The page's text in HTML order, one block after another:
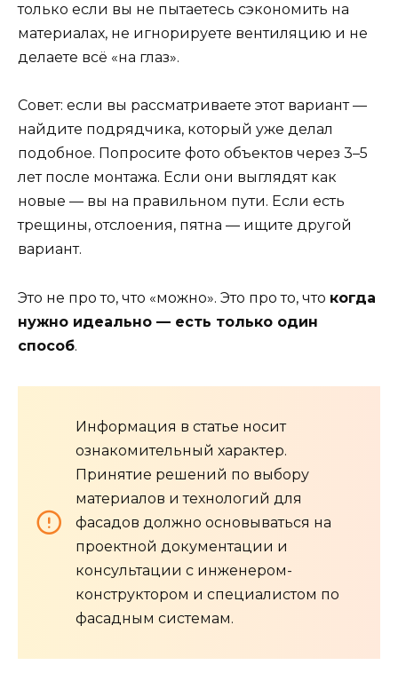
только если вы не пытаетесь сэкономить на
материалах, не игнорируете вентиляцию и не
делаете всё «на глаз».
Совет: если вы рассматриваете этот вариант —
найдите подрядчика, который уже делал
подобное. Попросите фото объектов через 3–5
лет после монтажа. Если они выглядят как
новые — вы на правильном пути. Если есть
трещины, отслоения, пятна — ищите другой
вариант.
Это не про то, что «можно». Это про то, что когда
нужно идеально — есть только один
способ.
Информация в статье носит
ознакомительный характер.
Принятие решений по выбору
материалов и технологий для
фасадов должно основываться на
проектной документации и
консультации с инженером-
конструктором и специалистом по
фасадным системам.